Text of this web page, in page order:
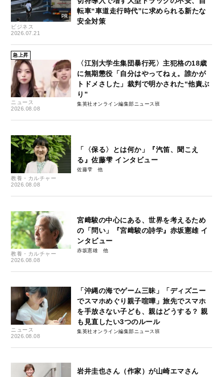
ビジネス
2026.07.21
転車“車道走行時代”に求められる新たな
安全対策
急上昇
ニュース
2026.08.08
〈江別大学生集団暴行死〉主犯格の18歳
に無期懲役「自分はやってねぇ。誰かが
トドメさした」裁判で明かされた“他責ぶ
り”
集英社オンライン編集部ニュース班
教養・カルチャー
2026.08.08
「〈保る〉とは何か」『汽笛、聞こえ
る』佐藤雫 インタビュー
佐藤雫
教養・カルチャー
2026.08.08
宮﨑駿の中心にある、世界を考えるため
の「問い」『宮﨑駿の詩学』赤坂憲雄 イ
ンタビュー
赤坂憲雄
ニュース
2026.08.08
「沖縄の海でゲーム三昧」「ディズニー
でスマホめぐり親子喧嘩」旅先でスマホ
を手放さない子ども、親はどうする？ 親
も見直したい3つのルール
集英社オンライン編集部ニュース班
岩井圭也さん（作家）が山崎エマさん